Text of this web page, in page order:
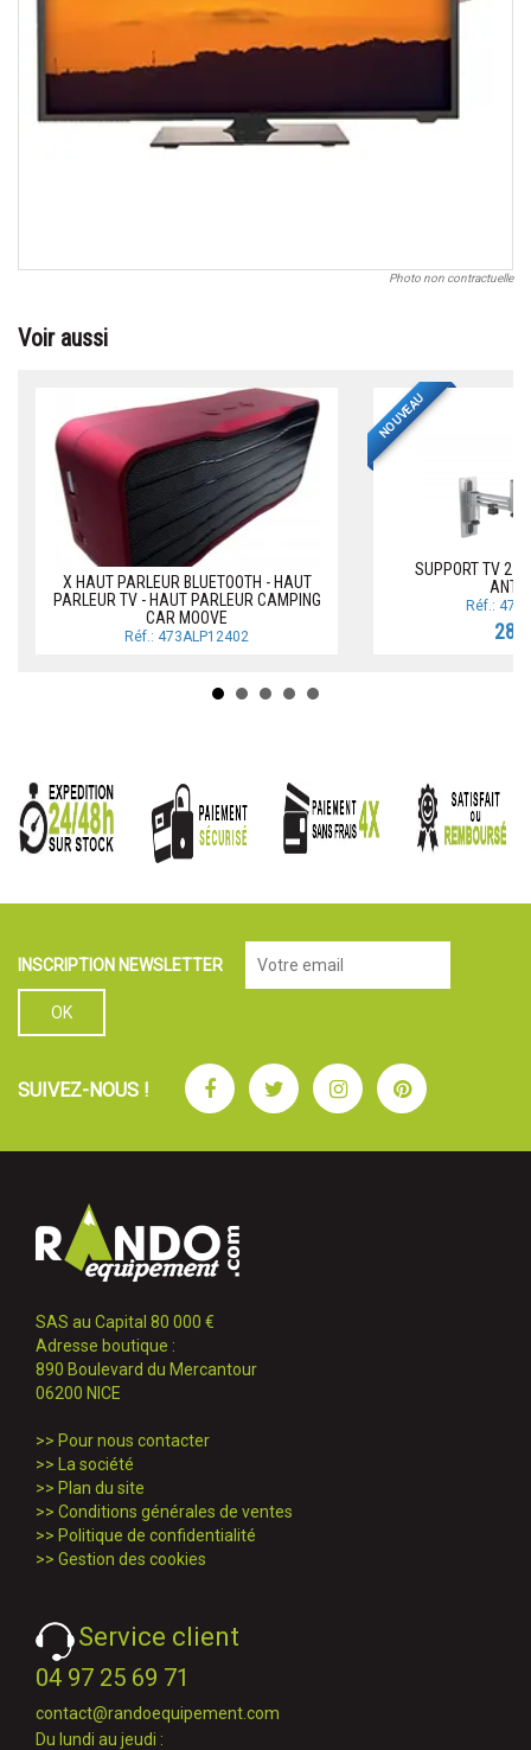
Photo non contractuelle
Voir aussi
X HAUT PARLEUR BLUETOOTH - HAUT
PARLEUR TV - HAUT PARLEUR CAMPING
CAR MOOVE
Réf.: 473ALP12402
NOUVEAU
SUPPORT TV 2
Réf.:
INSCRIPTION NEWSLETTER
SUIVEZ-NOUS ! FacebookTwitterInstagramPinterest
SAS au Capital 80 000 €
Adresse boutique :
890 Boulevard du Mercantour
06200 NICE
>> Pour nous contacter
>>
La société
>> Plan du site
>> Conditions générales de ventes
>> Politique de confidentialité
>> Gestion des cookies
Service client
04 97 25 69 71
contact@randoequipement.com
Du lundi au jeudi :